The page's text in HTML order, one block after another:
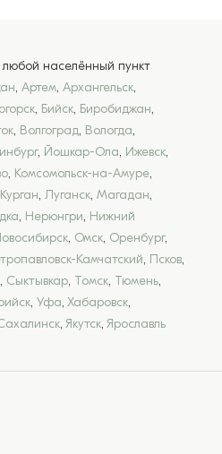
населённый пункт
, Артем, Архангельск,
, Бийск, Биробиджан,
, Волгоград, Вологда,
, Йошкар-Ола, Ижевск,
, Комсомольск-на-Амуре,
Курган, Луганск, Магадан,
, Нерюнгри, Нижний
, Омск, Оренбург,
Камчатский, Псков,
, Сыктывкар, Томск, Тюмень,
, Уфа, Хабаровск,
, Якутск, Ярославль